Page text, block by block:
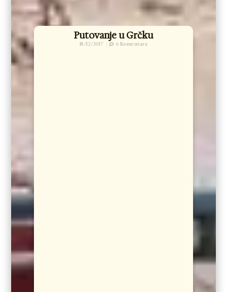
Putovanje u Grčku
18/12/2017 6 Komentara